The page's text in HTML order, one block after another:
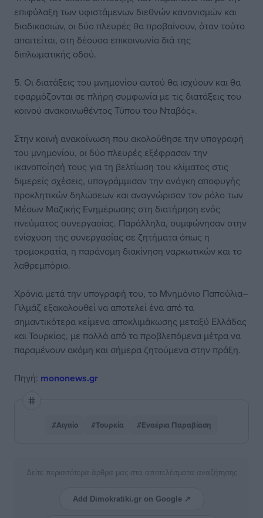
επιφύλαξη των υφιστάμενων διεθνών κανονισμών και
διαδικασιών, οι δύο πλευρές θα προβαίνουν, όταν τούτο
απαιτείται, στη δέουσα επικοινωνία διά της
διπλωματικής οδού.
5. Οι διατάξεις του μνημονίου αυτού θα ισχύουν και θα
εφαρμόζονται σε πλήρη συμφωνία με τις διατάξεις του
κοινού ανακοινωθέντος Τύπου του Νταβός».
Στην κοινή ανακοίνωση που ακολούθησε την υπογραφή
του μνημονίου, οι δύο πλευρές εξέφρασαν την
ικανοποίησή τους για τη βελτίωση του κλίματος στις
διμερείς σχέσεις, υπογράμμισαν την ανάγκη αποφυγής
προκλητικών δηλώσεων και αναγνώρισαν τον ρόλο των
Μέσων Μαζικής Ενημέρωσης στη διατήρηση ενός
πνεύματος συνεργασίας. Παράλληλα, συμφώνησαν στην
ενίσχυση της συνεργασίας σε ζητήματα όπως η
τρομοκρατία, η παράνομη διακίνηση ναρκωτικών και το
λαθρεμπόριο.
Χρόνια μετά την υπογραφή του, το Μνημόνιο Παπούλια–
Γιλμάζ εξακολουθεί να αποτελεί ένα από τα
σημαντικότερα κείμενα αποκλιμάκωσης μεταξύ Ελλάδας
και Τουρκίας, με πολλά από τα προβλεπόμενα μέτρα να
παραμένουν ακόμη και σήμερα ζητούμενα στην πράξη.
Πηγή: mononews.gr
#Αιγαίο #Τουρκία #Εναέρια Παραβίαση
Δείτε περισσότερα άρθρα μας στα αποτελέσματα αναζήτησης
Add Dimokratiki.gr on Google ↗